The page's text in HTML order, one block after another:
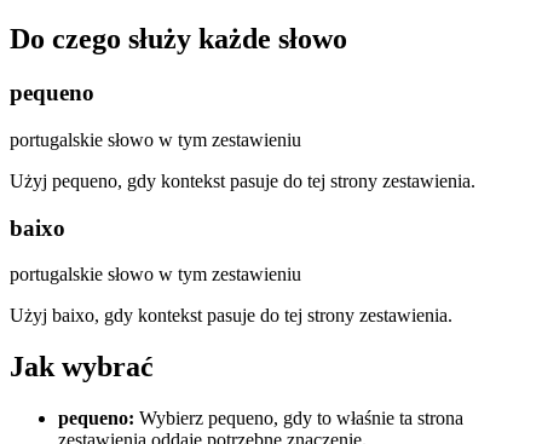
Do czego służy każde słowo
pequeno
portugalskie słowo w tym zestawieniu
Użyj pequeno, gdy kontekst pasuje do tej strony zestawienia.
baixo
portugalskie słowo w tym zestawieniu
Użyj baixo, gdy kontekst pasuje do tej strony zestawienia.
Jak wybrać
pequeno: Wybierz pequeno, gdy to właśnie ta strona